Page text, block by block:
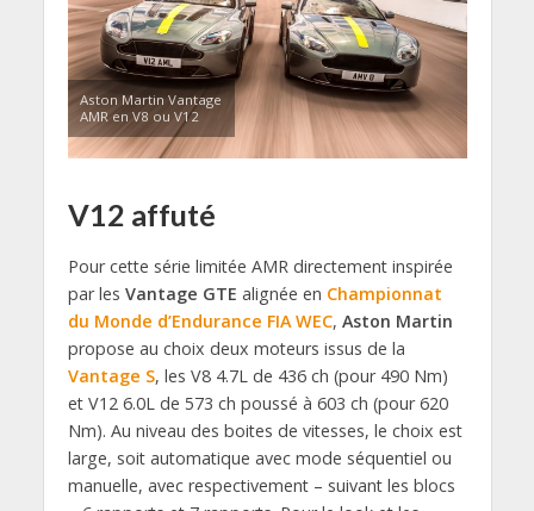
Aston Martin Vantage
AMR en V8 ou V12
V12 affuté
Pour cette série limitée AMR directement inspirée
par les Vantage GTE alignée en Championnat
du Monde d’Endurance FIA WEC, Aston Martin
propose au choix deux moteurs issus de la
Vantage S, les V8 4.7L de 436 ch (pour 490 Nm)
et V12 6.0L de 573 ch poussé à 603 ch (pour 620
Nm). Au niveau des boites de vitesses, le choix est
large, soit automatique avec mode séquentiel ou
manuelle, avec respectivement – suivant les blocs